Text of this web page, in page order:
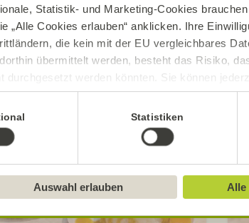
Statistik- und Marketing-Cookies
„Alle Cookies erlauben“ anklicken. Ihre
die kein mit der EU vergleichbares
übermittelt werden, besteht das Risiko,
durchgesetzt werden könnten. Sie können
und Tools deaktivieren. Ausführliche
Statistiken
Auswahl erlauben Alle
die neuen Alnatura Rezepte